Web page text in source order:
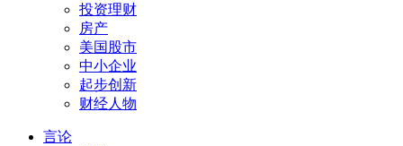
投资理财
房产
美国股市
中小企业
起步创新
财经人物
言论